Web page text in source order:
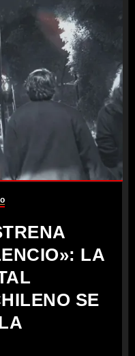
LA
SE